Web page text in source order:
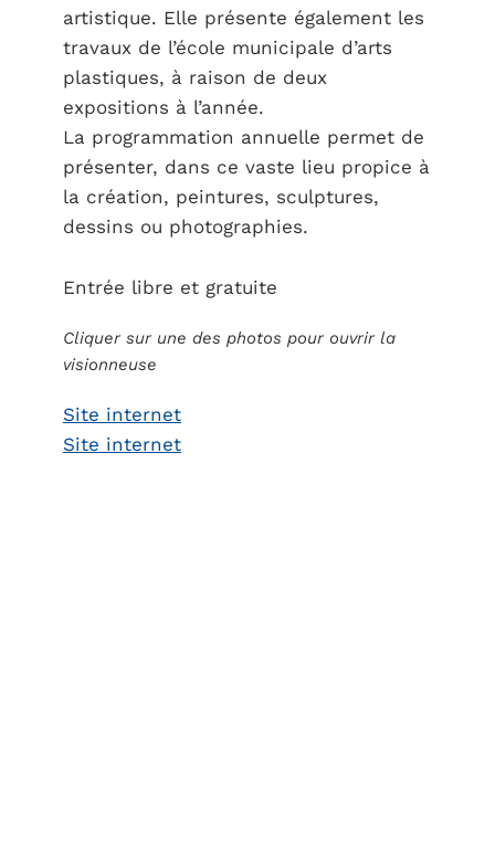
artistique. Elle présente également les
travaux de l’école municipale d’arts
plastiques, à raison de deux
expositions à l’année.
La programmation annuelle permet de
présenter, dans ce vaste lieu propice à
la création, peintures, sculptures,
dessins ou photographies.
Entrée libre et gratuite
Cliquer sur une des photos pour ouvrir la
visionneuse
Site internet
Site internet